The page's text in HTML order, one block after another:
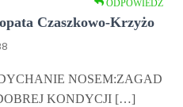
ODPOWIEDZ
Czaszkowo-Krzyżo
NOSEM:ZAGAD
KONDYCJI […]